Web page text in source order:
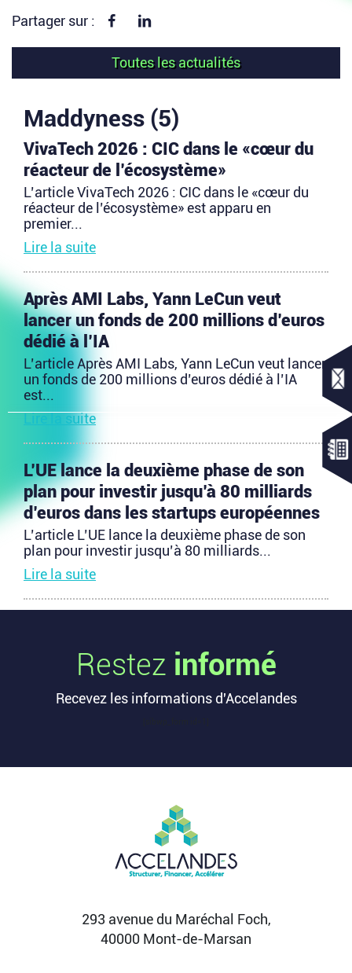
Partager sur : Partager sur Facebook
Toutes les actualités
Maddyness (5)
VivaTech 2026 : CIC dans le «cœur du
réacteur de l’écosystème»
L’article VivaTech 2026 : CIC dans le «cœur du
réacteur de l’écosystème» est apparu en
premier...
Lire la suite
Après AMI Labs, Yann LeCun veut
lancer un fonds de 200 millions d’euros
dédié à l’IA
L’article Après AMI Labs, Yann LeCun veut lancer
un fonds de 200 millions d’euros dédié à l’IA
est...
Lire la suite
L’UE lance la deuxième phase de son
plan pour investir jusqu’à 80 milliards
d’euros dans les startups européennes
L’article L’UE lance la deuxième phase de son
plan pour investir jusqu’à 80 milliards...
Lire la suite
millions d’euros cette semaine
L’article Les startups françaises ont levé 113
premier sur...
chez OpenAI pour se soigner
L’article Après une pause de 3 mois, la Française
Fidji Simo quitte son poste chez OpenAI pour se
Restez informé
Recevez les informations d'Accelandes
293 avenue du Maréchal Foch,
40000 Mont-de-Marsan